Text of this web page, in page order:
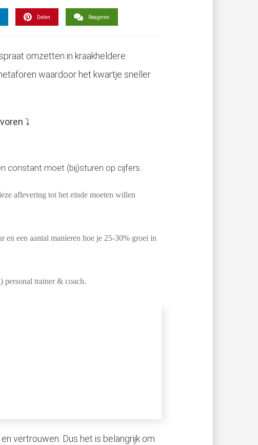
Delen Reageren
omzetten in kraakheldere
waardoor het kwartje sneller
⤵️
constant moet (bij)sturen op cijfers.
aflevering tot het einde moeten willen
en een aantal manieren hoe je 25-30% groei in
personal trainer & coach.
vertrouwen. Dus het is belangrijk om